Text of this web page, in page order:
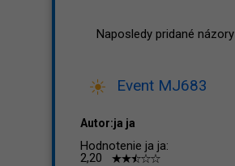
Naposledy pridané názory
Event MJ683
Autor:ja ja
Hodnotenie ja ja:
2,20